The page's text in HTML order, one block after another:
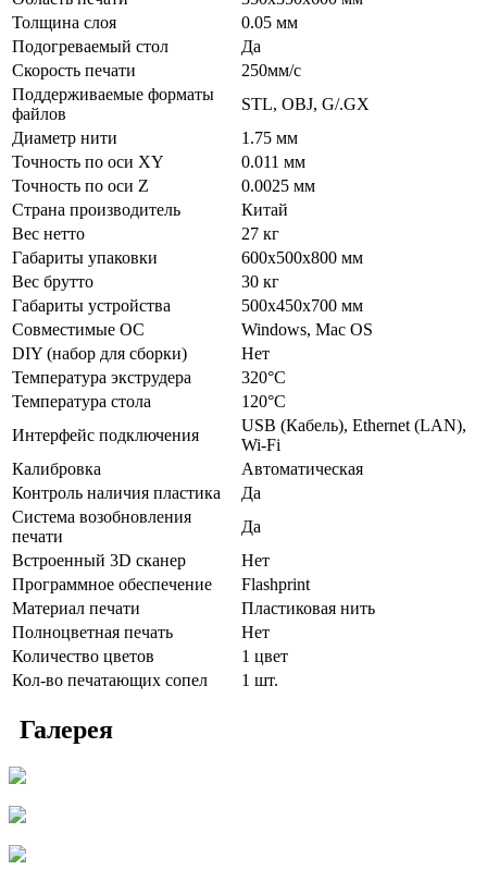
Толщина слоя
0.05 мм
Подогреваемый стол
Да
Скорость печати
250мм/с
Поддерживаемые форматы
файлов
STL, OBJ, G/.GX
Диаметр нити
1.75 мм
Точность по оси XY
0.011 мм
Точность по оси Z
0.0025 мм
Страна производитель
Китай
Вес нетто
27 кг
Габариты упаковки
600x500x800 мм
Вес брутто
30 кг
Габариты устройства
500x450x700 мм
Совместимые ОС
Windows, Mac OS
DIY (набор для сборки)
Нет
Температура экструдера
320°C
Температура стола
120°C
Интерфейс подключения
USB (Кабель), Ethernet (LAN),
Wi-Fi
Калибровка
Автоматическая
Контроль наличия пластика
Да
Система возобновления
печати
Да
Встроенный 3D сканер
Нет
Программное обеспечение
Flashprint
Материал печати
Пластиковая нить
Полноцветная печать
Нет
Количество цветов
1 цвет
Кол-во печатающих сопел
1 шт.
Галерея